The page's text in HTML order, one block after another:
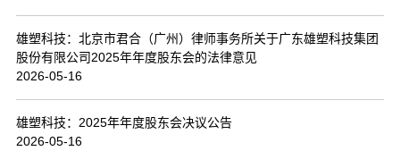
经典案例
联系我们
雄塑科技：北京市君合（广州）律师事务所关于广东雄塑科技集团
股份有限公司2025年年度股东会的法律意见
2026-05-16
雄塑科技：2025年年度股东会决议公告
2026-05-16